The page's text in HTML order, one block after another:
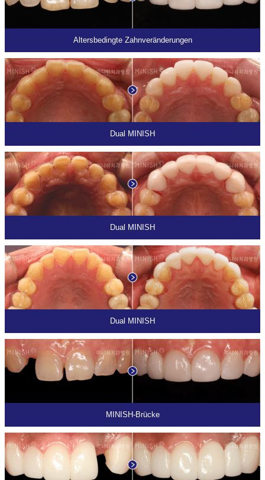
Altersbedingte Zahnveränderungen
Dual MINISH
Dual MINISH
Dual MINISH
MINISH-Brücke